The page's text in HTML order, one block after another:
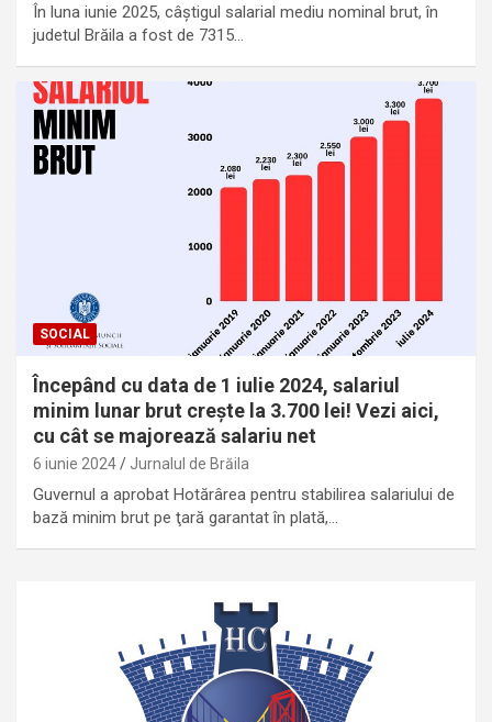
În luna iunie 2025, câştigul salarial mediu nominal brut, în
judetul Brăila a fost de 7315…
SOCIAL
Începând cu data de 1 iulie 2024, salariul
minim lunar brut crește la 3.700 lei! Vezi aici,
cu cât se majorează salariu net
6 iunie 2024 Jurnalul de Brăila
Guvernul a aprobat Hotărârea pentru stabilirea salariului de
bază minim brut pe ţară garantat în plată,…